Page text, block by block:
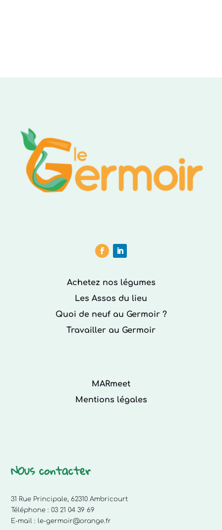
Achetez nos légumes
Les Assos du lieu
Quoi de neuf au Germoir ?
Travailler au Germoir
MARmeet
Mentions légales
NOus contacter
31 Rue Principale, 62310 Ambricourt
Téléphone :03 21 04 39 69
E-mail : le-germoir@orange.fr